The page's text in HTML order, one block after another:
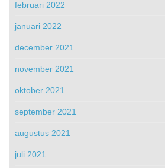
februari 2022
januari 2022
december 2021
november 2021
oktober 2021
september 2021
augustus 2021
juli 2021